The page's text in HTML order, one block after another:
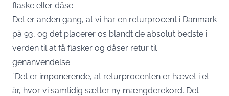
flaske eller dåse.
Det er anden gang, at vi har en returprocent i Danmark
på 93, og det placerer os blandt de absolut bedste i
verden til at få flasker og dåser retur til
genanvendelse.
”Det er imponerende, at returprocenten er hævet i et
år, hvor vi samtidig sætter ny mængderekord. Det